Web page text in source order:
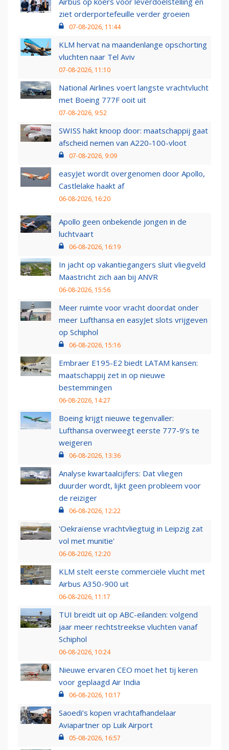
ziet orderportefeuille verder groeien
07-08-2026, 11:44
KLM hervat na maandenlange opschorting
vluchten naar Tel Aviv
07-08-2026, 11:10
National Airlines voert langste vrachtvlucht
met Boeing 777F ooit uit
07-08-2026, 9:52
SWISS hakt knoop door: maatschappij gaat
afscheid nemen van A220-100-vloot
07-08-2026, 9:09
easyJet wordt overgenomen door Apollo,
Castlelake haakt af
06-08-2026, 16:20
Apollo geen onbekende jongen in de
luchtvaart
06-08-2026, 16:19
In jacht op vakantiegangers sluit vliegveld
Maastricht zich aan bij ANVR
06-08-2026, 15:56
Meer ruimte voor vracht doordat onder
meer Lufthansa en easyJet slots vrijgeven
op Schiphol
06-08-2026, 15:16
Embraer E195-E2 biedt LATAM kansen:
maatschappij zet in op nieuwe
bestemmingen
06-08-2026, 14:27
Boeing krijgt nieuwe tegenvaller:
Lufthansa overweegt eerste 777-9’s te
weigeren
06-08-2026, 13:36
Analyse kwartaalcijfers: Dat vliegen
duurder wordt, lijkt geen probleem voor
de reiziger
06-08-2026, 12:22
'Oekraïense vrachtvliegtuig in Leipzig zat
vol met munitie'
06-08-2026, 12:20
KLM stelt eerste commerciële vlucht met
Airbus A350-900 uit
06-08-2026, 11:17
TUI breidt uit op ABC-eilanden: volgend
jaar meer rechtstreekse vluchten vanaf
Schiphol
06-08-2026, 10:24
Nieuwe ervaren CEO moet het tij keren
voor geplaagd Air India
06-08-2026, 10:17
Saoedi’s kopen vrachtafhandelaar
Aviapartner op Luik Airport
05-08-2026, 16:57